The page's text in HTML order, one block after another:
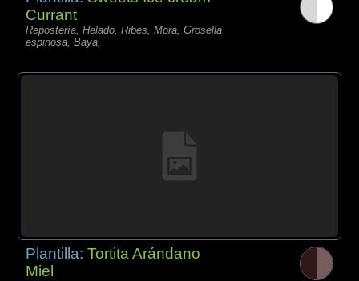
Currant
Repostería, Helado, Ribes, Mora, Grosella
espinosa, Baya,
Plantilla:Tortita Arándano
Miel